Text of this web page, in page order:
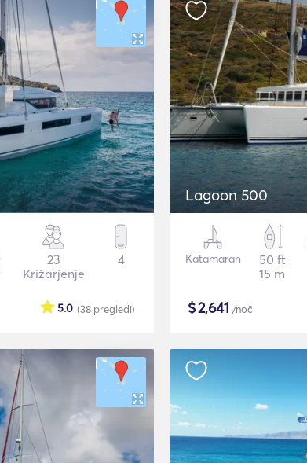
23
Križarjenje
4
(38 pregledi)
5.0
Lagoon 500
Katamaran
50 ft
15 m
$2,641 /noč